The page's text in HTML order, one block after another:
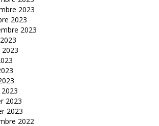
2023
2023
2023
2023
2023
2022